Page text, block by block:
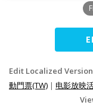
Edit Localized
動門票(TW) | 电影放映